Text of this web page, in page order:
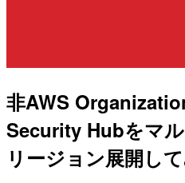
非AWS
Security Hubをマ
リージョン展開し